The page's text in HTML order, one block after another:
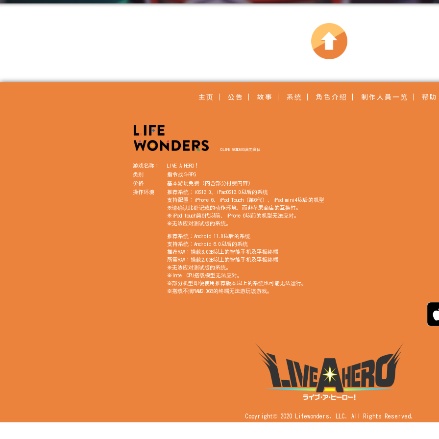
主页 公告 故事 系统 角色介绍 制作人員一览 帮助
©LIFE WONDERS合同会社
游戏名称：
LIVE A HERO！
类别
指令战斗RPG
价格
基本游玩免费（内含部分付费内容）
操作环境
推荐系统：iOS13.0、iPadOS13.0以后的系统
支持配置：iPhone 6、iPod Touch（第6代）、iPad mini4以后的机型
※请确认此处记载的动作环境，而非苹果商店的互换性。
※iPod touch第6代以前、iPhone 6以前的机型无法应对。
※无法应对测试版的系统。
推荐系统：Android 11.0以后的系统
支持系统：Android 6.0以后的系统
推荐RAM：搭载3.0GB以上的智能手机及平板终端
所需RAM：搭载2.0GB以上的智能手机及平板终端
※无法应对测试版的系统。
※Intel CPU搭载模型无法应对。
※部分机型即便使用推荐版本以上的系统也可能无法运行。
※搭载不满RAM2.0GB的终端无法游玩该游戏。
Copyright© 2020 Lifewonders, LLC. All Rights Reserved.